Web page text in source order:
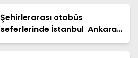
Şehirlerarası otobüs
seferlerinde İstanbul-Ankara
hattında ara duraklar